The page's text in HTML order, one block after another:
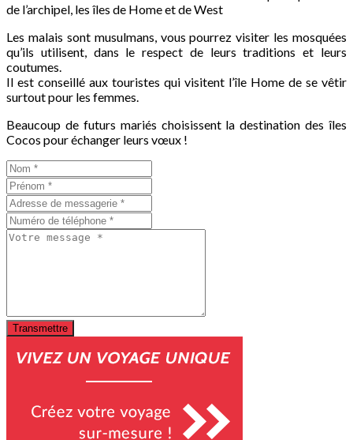
de l’archipel, les îles de Home et de West
Les malais sont musulmans, vous pourrez visiter les mosquées
qu’ils utilisent, dans le respect de leurs traditions et leurs
coutumes.
Il est conseillé aux touristes qui visitent l’île Home de se vêtir
surtout pour les femmes.
Beaucoup de futurs mariés choisissent la destination des îles
Cocos pour échanger leurs vœux !